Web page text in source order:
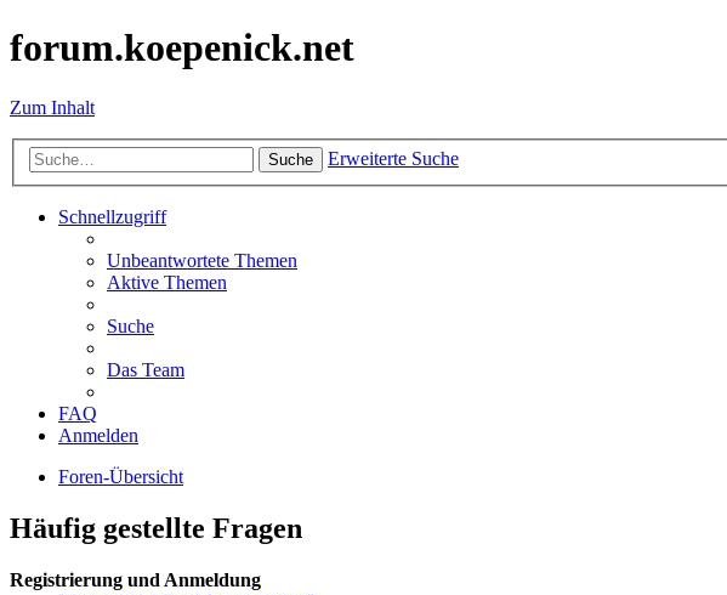
forum.koepenick.net
Zum Inhalt
Suche Erweiterte Suche
Schnellzugriff
Unbeantwortete Themen
Aktive Themen
Suche
Das Team
FAQ
Anmelden
Foren-Übersicht
Häufig gestellte Fragen
Registrierung und Anmeldung